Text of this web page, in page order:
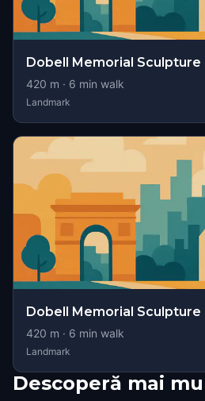
Dobell Memorial Sculpture
420 m · 6 min walk
Landmark
Dobell Memorial Sculpture
420 m · 6 min walk
Landmark
Descoperă mai